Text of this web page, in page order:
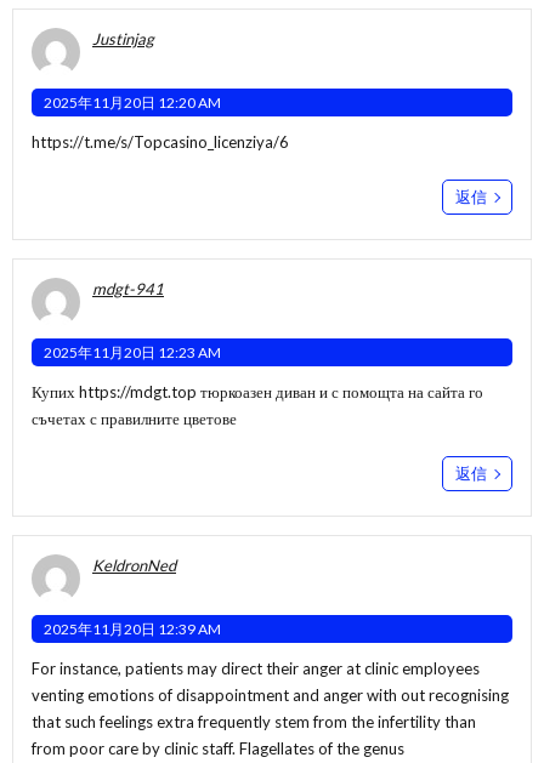
Justinjag
2025年11月20日 12:20 AM
https://t.me/s/Topcasino_licenziya/6
返信
mdgt-941
2025年11月20日 12:23 AM
Купих https://mdgt.top тюркоазен диван и с помощта на сайта го
съчетах с правилните цветове
返信
KeldronNed
2025年11月20日 12:39 AM
For instance, patients may direct their anger at clinic employees
venting emotions of disappointment and anger with out recognising
that such feelings extra frequently stem from the infertility than
from poor care by clinic staff. Flagellates of the genus